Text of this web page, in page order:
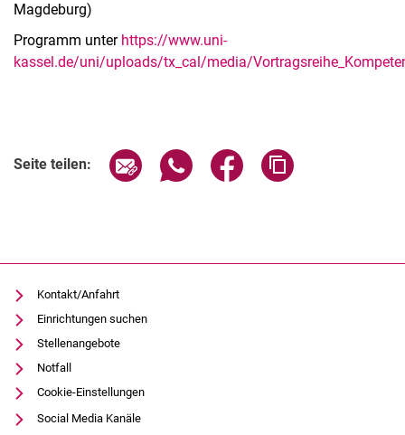
Magdeburg)
Programm unter https://www.uni-
kassel.de/uni/uploads/tx_cal/media/
Seite teilen: Seite über E-Mail teilen
Seite über WhatsApp teilen
Seite über Facebook
Kontakt/Anfahrt
Einrichtungen suchen
Stellenangebote
Notfall
Cookie-Einstellungen
Social Media Kanäle